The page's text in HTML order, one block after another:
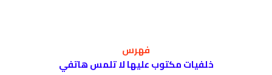
فهرس
خلفيات مكتوب عليها لا تلمس هاتفي